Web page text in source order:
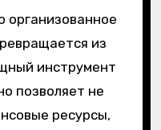
организованное
из
инструмент
позволяет не
ресурсы,